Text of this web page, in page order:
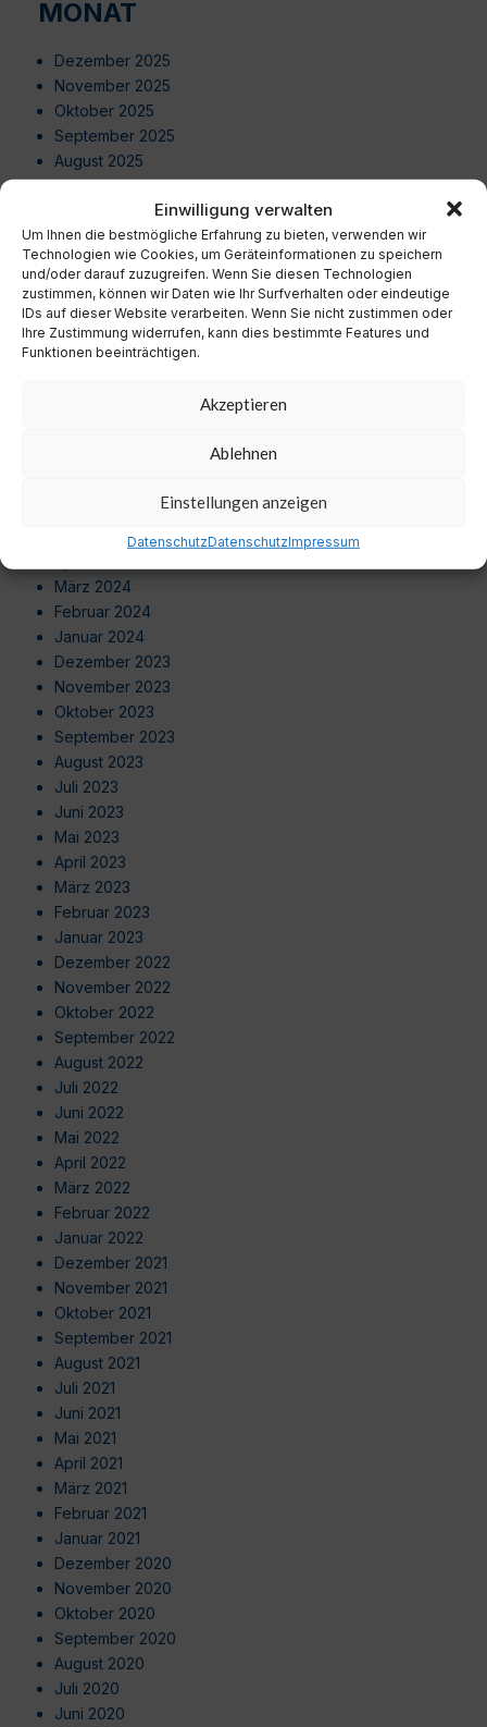
Einwilligung verwalten
Um Ihnen die bestmögliche Erfahrung zu bieten, verwenden wir
Technologien wie Cookies, um Geräteinformationen zu speichern
und/oder darauf zuzugreifen. Wenn Sie diesen Technologien
zustimmen, können wir Daten wie Ihr Surfverhalten oder eindeutige
IDs auf dieser Website verarbeiten. Wenn Sie nicht zustimmen oder
Ihre Zustimmung widerrufen, kann dies bestimmte Features und
Funktionen beeinträchtigen.
Akzeptieren
Ablehnen
Einstellungen anzeigen
DatenschutzDatenschutzImpressum
MONAT
Dezember 2025
November 2025
Oktober 2025
September 2025
August 2025
Juli 2025
Mai 2025
April 2025
März 2025
Februar 2025
Januar 2025
Dezember 2024
März 2024
Februar 2024
Januar 2024
Dezember 2023
November 2023
Oktober 2023
September 2023
August 2023
Juli 2023
Juni 2023
Mai 2023
April 2023
März 2023
Februar 2023
Januar 2023
Dezember 2022
November 2022
Oktober 2022
September 2022
August 2022
Juli 2022
Juni 2022
Mai 2022
April 2022
März 2022
Februar 2022
Januar 2022
Dezember 2021
November 2021
Oktober 2021
September 2021
August 2021
Juli 2021
Juni 2021
Mai 2021
April 2021
März 2021
Februar 2021
Januar 2021
Dezember 2020
November 2020
Oktober 2020
September 2020
August 2020
Juli 2020
Juni 2020